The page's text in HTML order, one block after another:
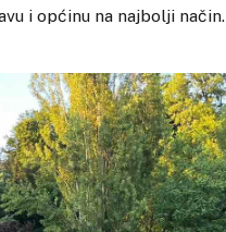
i općinu na najbolji način.